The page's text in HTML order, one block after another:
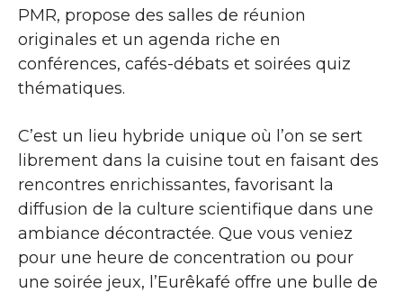
PMR, propose des salles de réunion
originales et un agenda riche en
conférences, cafés-débats et soirées quiz
thématiques.
C’est un lieu hybride unique où l’on se sert
librement dans la cuisine tout en faisant des
rencontres enrichissantes, favorisant la
diffusion de la culture scientifique dans une
ambiance décontractée. Que vous veniez
pour une heure de concentration ou pour
une soirée jeux, l’Eurêkafé offre une bulle de